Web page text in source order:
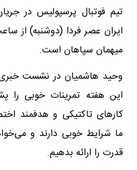
تیم فوتبال پرسپولیس در
میهمان سپاهان است.
وحید هاشمیان در نشست خبری
این هفته تمرینات خوبی را
کارهای تاکتیکی و هدفمند
ما شرایط خوبی دارند و
قدرت را ارائه بدهیم.